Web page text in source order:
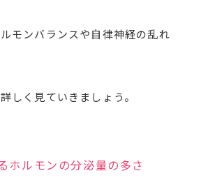
モンバランスや自律神経の乱れ
しく見ていきましょう。
ホルモンの分泌量の多さ